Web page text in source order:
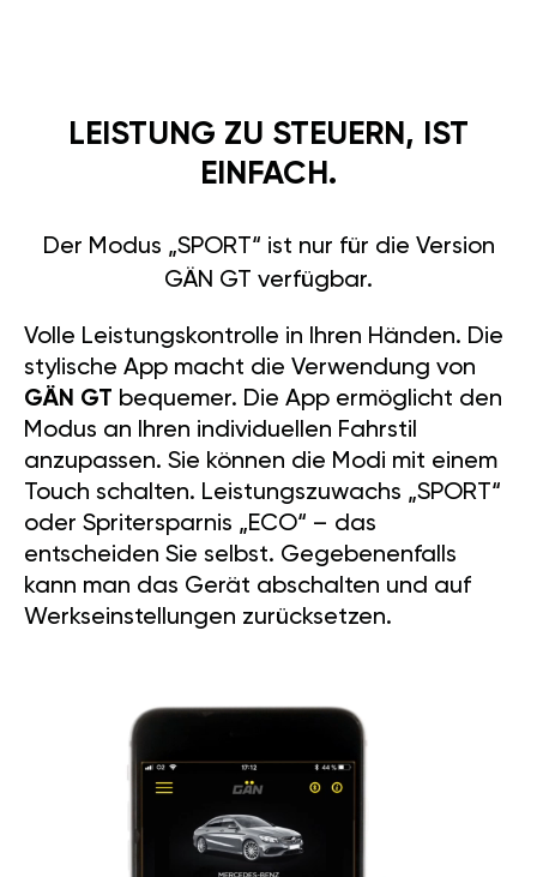
EINFACH.
GÄN GT verfügbar.
stylische App macht die Verwendung von
GÄN GTbequemer. Die App ermöglicht den
Modus an Ihren individuellen Fahrstil
anzupassen. Sie können die Modi mit einem
Touch schalten. Leistungszuwachs „SPORT“
oder Spritersparnis „ECO“ – das
entscheiden Sie selbst. Gegebenenfalls
kann man das Gerät abschalten und auf
Werkseinstellungen zurücksetzen.